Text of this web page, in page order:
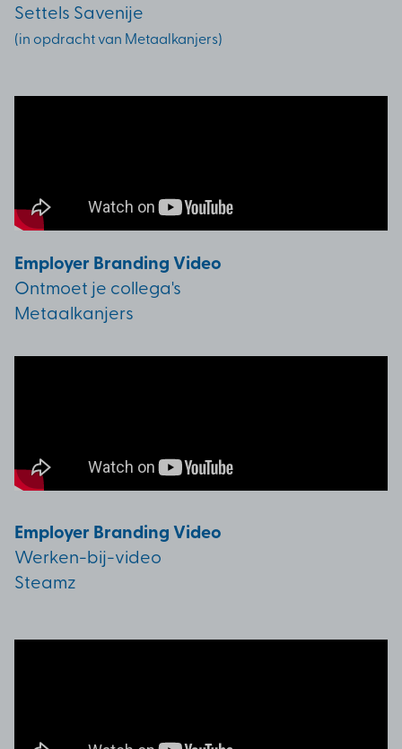
Settels Savenije
(in opdracht van Metaalkanjers)
Employer Branding Video
Ontmoet je collega's
Metaalkanjers
Employer Branding Video
Werken-bij-video
Steamz